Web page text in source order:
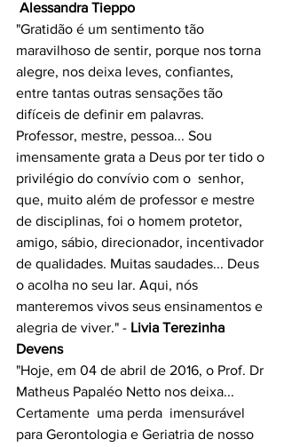
Alessandra Tieppo
"Gratidão é um sentimento tão
maravilhoso de sentir, porque nos torna
alegre, nos deixa leves, confiantes,
entre tantas outras sensações tão
difíceis de definir em palavras.
Professor, mestre, pessoa... Sou
imensamente grata a Deus por ter tido o
privilégio do convívio com o  senhor,
que, muito além de professor e mestre
de disciplinas, foi o homem protetor,
amigo, sábio, direcionador, incentivador
de qualidades. Muitas saudades... Deus
o acolha no seu lar. Aqui, nós
manteremos vivos seus ensinamentos e
alegria de viver." - Livia Terezinha
Devens
"Hoje, em 04 de abril de 2016, o Prof. Dr
Matheus Papaléo Netto nos deixa...
Certamente  uma perda  imensurável
para Gerontologia e Geriatria de nosso